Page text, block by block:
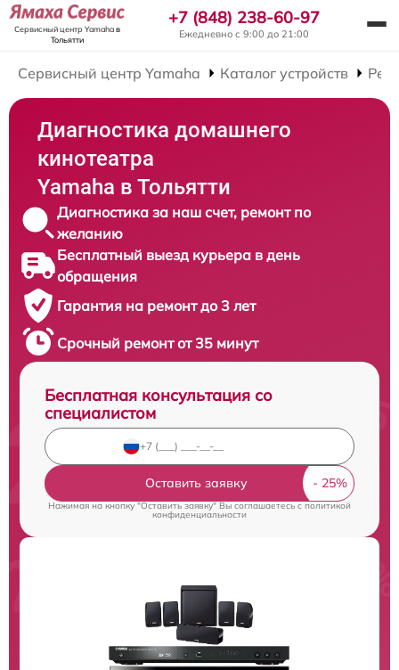
Сервисный центр Yamahaв
Тольятти
+7 (848) 238-60-97
Ежедневно с 9:00 до 21:00
Сервисный центр Yamaha Каталог устройств
Диагностика домашнего
кинотеатра
Yamaha в Тольятти
Диагностика за наш счет, ремонт по
желанию
Бесплатный выезд курьера в день
обращения
Гарантия на ремонт до 3 лет
Срочный ремонт от 35 минут
Бесплатная консультация со
специалистом
Оставить заявку
Нажимая на кнопку "Оставить заявку" Вы соглашаетесь cполитикой
конфиденциальности